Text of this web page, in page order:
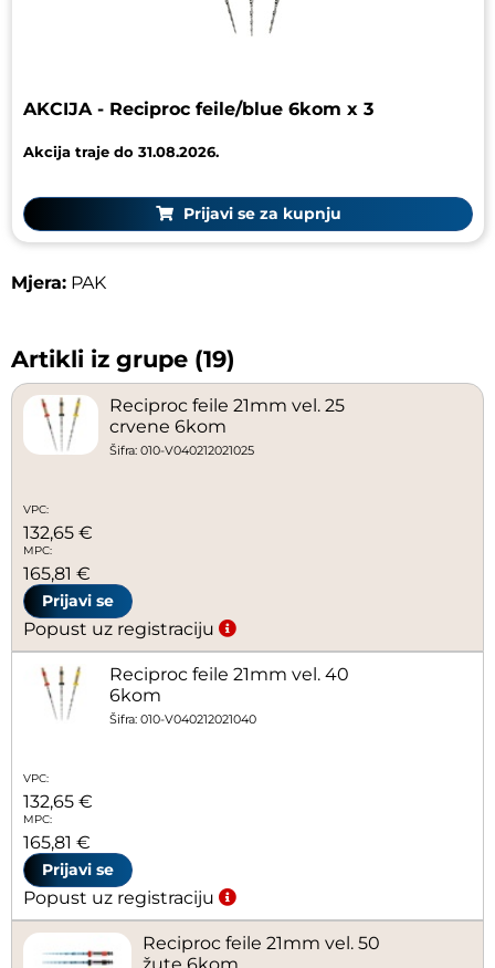
AKCIJA - Reciproc feile/blue 6kom x 3
Akcija traje do 31.08.2026.
Prijavi se za kupnju
Mjera: PAK
Artikli iz grupe (19)
Reciproc feile 21mm vel. 25
crvene 6kom
Šifra: 010-V040212021025
VPC:
132,65 €
MPC:
165,81 €
Prijavi se
Popust uz registraciju
Reciproc feile 21mm vel. 40
6kom
Šifra: 010-V040212021040
VPC:
132,65 €
MPC:
165,81 €
Prijavi se
Popust uz registraciju
Reciproc feile 21mm vel. 50